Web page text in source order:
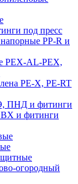
под пресс
PP-R и
PEX-AL-PEX,
PE-X, PE-RT
ПНД и фитинги
и фитинги
огородный